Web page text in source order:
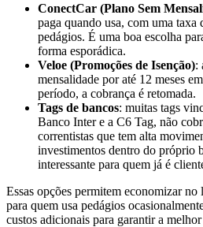
ConectCar (Plano Sem
paga quando usa, com uma taxa
pedágios. É uma boa escolha
forma esporádica.
Veloe (Promoções de Isenção):
mensalidade por até 12 meses
período, a cobrança é retomada.
Tags de bancos: muitas tags
Banco Inter e a C6 Tag, não
correntistas que tem alta
investimentos dentro do próprio
interessante para quem já é
Essas opções permitem economizar
para quem usa pedágios
custos adicionais para garantir a